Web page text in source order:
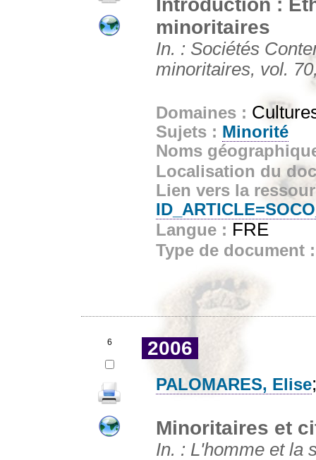
minoritaires
In. : Sociétés
minoritaires, vol.
Domaines :
Sujets : Minorité
Noms
Localisation du
Lien vers la
Langue : FRE
Type de document
6 2006
PALOMARES, Elise
Minoritaires et
In. : L'homme et la